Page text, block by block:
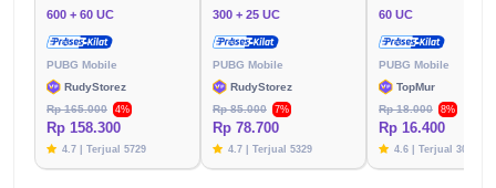
600 + 60 UC
PUBG Mobile
RudyStorez
Rp 165.000
4%
Rp 158.300
4.7 | Terjual 5729
300 + 25 UC
PUBG Mobile
RudyStorez
Rp 85.000
7%
Rp 78.700
4.7 | Terjual 5329
60 UC
PUBG Mobile
TopMur
Rp 18.000
8%
Rp 16.400
4.6 | Terjual 3020